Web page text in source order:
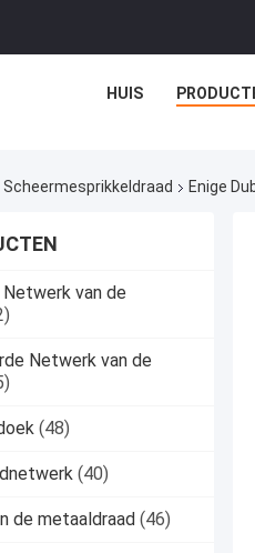
HUIS
Scheermesprikkeldraad Enige
van de
Netwerk van de
(48)
(40)
de metaaldraad (46)